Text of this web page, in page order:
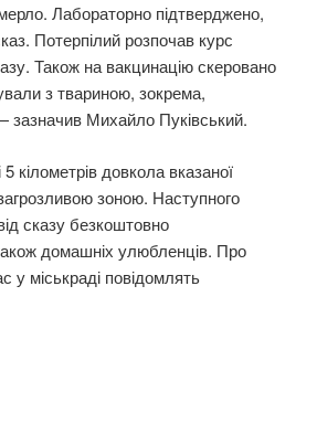
Лабораторно підтверджено,
Потерпілий розпочав курс
Також на вакцинацію скеровано
з твариною, зокрема,
зазначив Михайло Пуківський.
кілометрів довкола вказаної
зоною. Наступного
сказу безкоштовно
домашніх улюбленців. Про
у міськраді повідомлять